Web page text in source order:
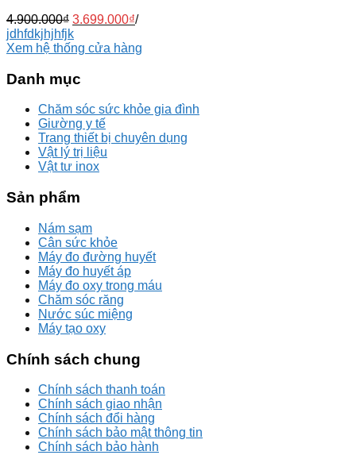
4.900.000₫ 3.699.000₫/
jdhfdkjhjhfjk
Xem hệ thống cửa hàng
Danh mục
Chăm sóc sức khỏe gia đình
Giường y tế
Trang thiết bị chuyên dụng
Vật lý trị liệu
Vật tư inox
Sản phẩm
Nám sạm
Cân sức khỏe
Máy đo đường huyết
Máy đo huyết áp
Máy đo oxy trong máu
Chăm sóc răng
Nước súc miệng
Máy tạo oxy
Chính sách chung
Chính sách thanh toán
Chính sách giao nhận
Chính sách đổi hàng
Chính sách bảo mật thông tin
Chính sách bảo hành